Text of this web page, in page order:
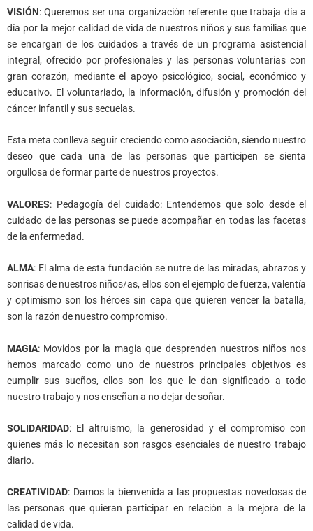
VISIÓN: Queremos ser una organización referente que trabaja día a
día por la mejor calidad de vida de nuestros niños y sus familias que
se encargan de los cuidados a través de un programa asistencial
integral, ofrecido por profesionales y las personas voluntarias con
gran corazón, mediante el apoyo psicológico, social, económico y
educativo. El voluntariado, la información, difusión y promoción del
cáncer infantil y sus secuelas.
Esta meta conlleva seguir creciendo como asociación, siendo nuestro
deseo que cada una de las personas que participen se sienta
orgullosa de formar parte de nuestros proyectos.
VALORES: Pedagogía del cuidado: Entendemos que solo desde el
cuidado de las personas se puede acompañar en todas las facetas
de la enfermedad.
ALMA: El alma de esta fundación se nutre de las miradas, abrazos y
sonrisas de nuestros niños/as, ellos son el ejemplo de fuerza, valentía
y optimismo son los héroes sin capa que quieren vencer la batalla,
son la razón de nuestro compromiso.
MAGIA: Movidos por la magia que desprenden nuestros niños nos
hemos marcado como uno de nuestros principales objetivos es
cumplir sus sueños, ellos son los que le dan significado a todo
nuestro trabajo y nos enseñan a no dejar de soñar.
SOLIDARIDAD: El altruismo, la generosidad y el compromiso con
quienes más lo necesitan son rasgos esenciales de nuestro trabajo
diario.
CREATIVIDAD: Damos la bienvenida a las propuestas novedosas de
las personas que quieran participar en relación a la mejora de la
calidad de vida.